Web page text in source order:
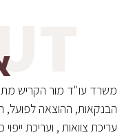
משרד עו"ד מור הקריש
הבנקאות, ההוצאה לפועל,
עריכת צוואות , ועריכת